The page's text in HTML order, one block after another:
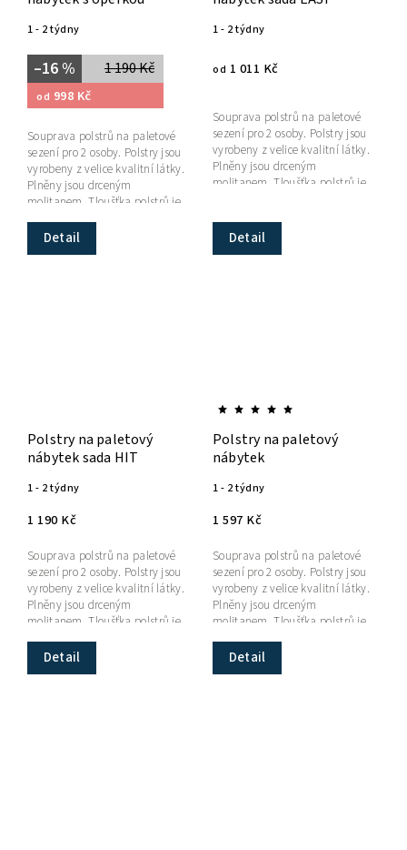
1 - 2 týdny
1 190 Kč
–16 %
od 998 Kč
Detail
Souprava polstrů na paletové
sezení pro 2 osoby. Polstry jsou
vyrobeny z velice kvalitní látky.
Plněny jsou drceným
molitanem. Tloušťka polstrů je
přibližně 10 cm.
1 - 2 týdny
od 1 011 Kč
Detail
Souprava polstrů na paletové
sezení pro 2 osoby. Polstry jsou
vyrobeny z velice kvalitní látky.
Plněny jsou drceným
molitanem. Tloušťka polstrů je
Polstry na paletový
nábytek sada HIT
1 - 2 týdny
1 190 Kč
Detail
Souprava polstrů na paletové
sezení pro 2 osoby. Polstry jsou
vyrobeny z velice kvalitní látky.
Plněny jsou drceným
molitanem. Tloušťka polstrů je
přibližně 10 cm.
Polstry na paletový
nábytek
1 - 2 týdny
1 597 Kč
Detail
Souprava polstrů na paletové
sezení pro 2 osoby. Polstry jsou
vyrobeny z velice kvalitní látky.
Plněny jsou drceným
molitanem. Tloušťka polstrů je
přibližně 10 cm.